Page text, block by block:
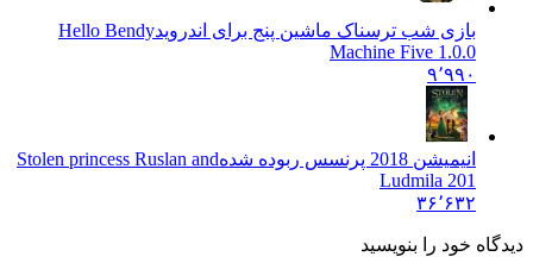
بازی شب ترسناک ماشین پنج برای اندرویدHello Bendy
Machine Five 1.0.0
۹٬۹۹۰
انیمیشن 2018 پرنسس ربوده شده
Stolen princess Ruslan and
Ludmila 201
۳۶٬۶۳۲
دیدگاه خود را بنویسید